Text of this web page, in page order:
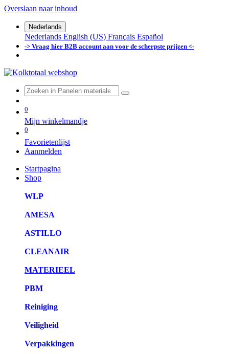
Overslaan naar inhoud
Nederlands
Nederlands English (US) Français Español
-> Vraag hier B2B account aan voor de scherpste prijzen <-
0
Mijn winkelmandje
0
Favorietenlijst
Aanmelden
Startpagina
Shop
WLP
AMESA
ASTILLO
CLEANAIR
MATERIEEL
PBM
Reiniging
Veiligheid
Verpakkingen